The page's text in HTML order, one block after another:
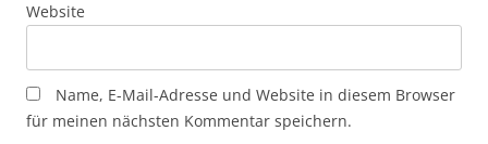
Website
Name, E-Mail-Adresse und Website in diesem Browser
für meinen nächsten Kommentar speichern.